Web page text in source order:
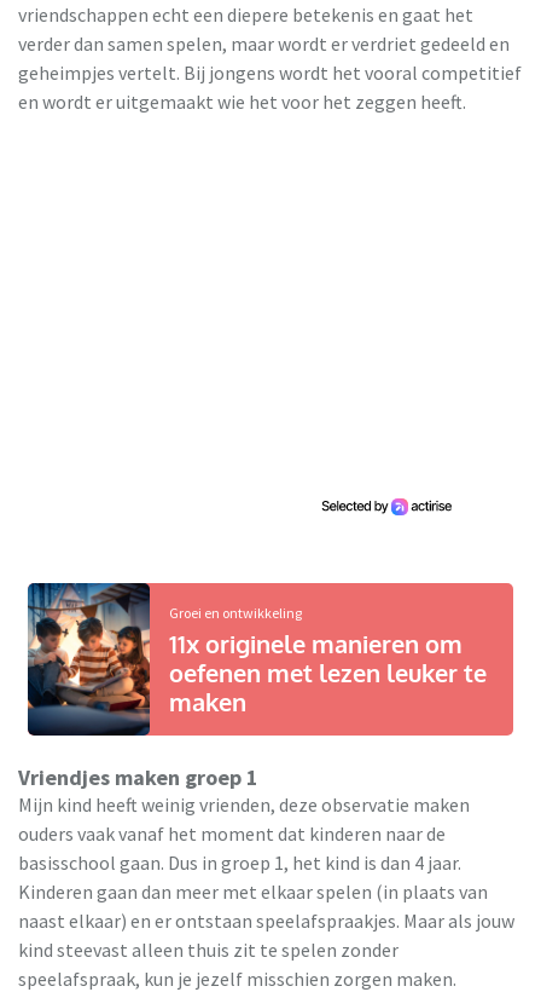
vriendschappen echt een diepere betekenis en gaat het
verder dan samen spelen, maar wordt er verdriet gedeeld en
geheimpjes vertelt. Bij jongens wordt het vooral competitief
en wordt er uitgemaakt wie het voor het zeggen heeft.
Groei en ontwikkeling
11x originele manieren om
oefenen met lezen leuker te
maken
Vriendjes maken groep 1
Mijn kind heeft weinig vrienden, deze observatie maken
ouders vaak vanaf het moment dat kinderen naar de
basisschool gaan. Dus in groep 1, het kind is dan 4 jaar.
Kinderen gaan dan meer met elkaar spelen (in plaats van
naast elkaar) en er ontstaan speelafspraakjes. Maar als jouw
kind steevast alleen thuis zit te spelen zonder
speelafspraak, kun je jezelf misschien zorgen maken.